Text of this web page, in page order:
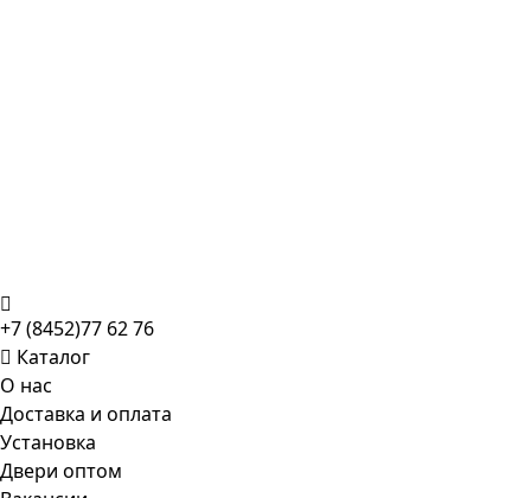
+7 (8452)77 62 76
Каталог
О нас
Доставка и оплата
Установка
Двери оптом